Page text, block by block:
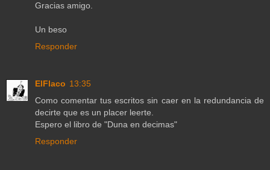
Gracias amigo.
Un beso
Responder
ElFlaco 13:35
Como comentar tus escritos sin caer en la redundancia de
decirte que es un placer leerte.
Espero el libro de "Duna en decimas"
Responder